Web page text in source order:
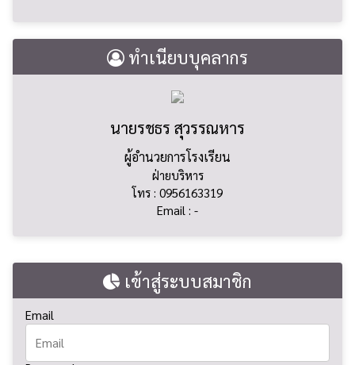
ทำเนียบบุคลากร
นายรชธร สุวรรณหาร
ผู้อำนวยการโรงเรียน
ฝ่ายบริหาร
โทร : 0956163319
Email : -
เข้าสู่ระบบสมาชิก
Email